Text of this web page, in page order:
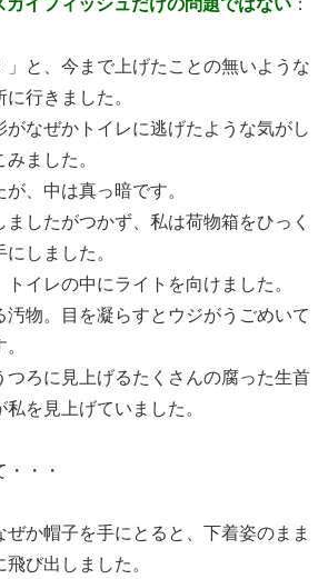
カイフィッシュだけの問題ではない ：
」と、今まで上げたことの無いような
行きました。
がなぜかトイレに逃げたような気がし
ました。
が、中は真っ暗です。
したがつかず、私は荷物箱をひっく
しました。
イレの中にライトを向けました。
汚物。目を凝らすとウジがうごめいて
つろに見上げるたくさんの腐った生首
を見上げていました。
・・
か帽子を手にとると、下着姿のまま
び出しました。